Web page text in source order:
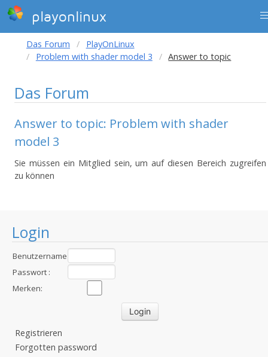
playonlinux
Login
Benutzername
:Passwort :
Merken:
Registrieren
Forgotten password
Das Forum
PlayOnLinux
Problem with shader model 3
Answer to topic
Das Forum
Answer to topic: Problem with shader
model 3
Sie müssen ein Mitglied sein, um auf diesen Bereich zugreifen
zu können